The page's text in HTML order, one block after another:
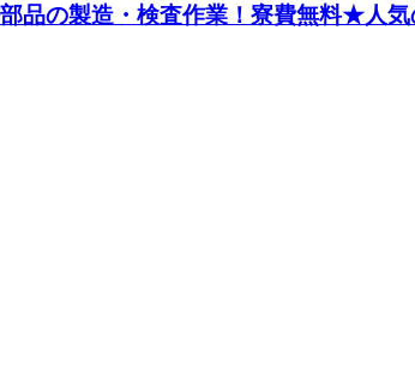
品の製造・検査作業！寮費無料★人